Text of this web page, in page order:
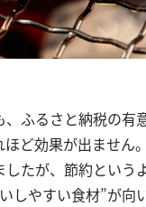
ふるさと納税の有
ど効果が出ません。
たが、節約という
やすい食材”が向